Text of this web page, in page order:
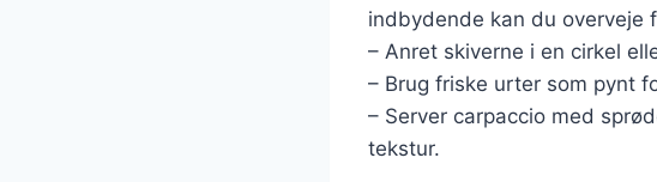
indbydende kan du overveje
– Anret skiverne i en cirkel
– Brug friske urter som pynt
– Server carpaccio med
tekstur.